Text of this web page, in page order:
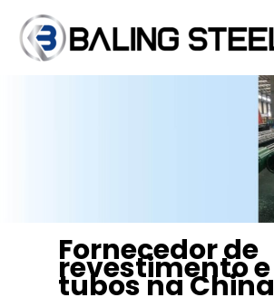
Fornecedor de
revestimento e
tubos na China